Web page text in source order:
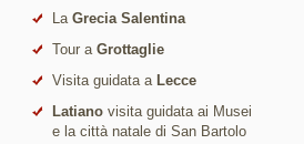
La Grecia Salentina
Tour a Grottaglie
Visita guidata a Lecce
Latiano visita guidata ai Musei
e la città natale di San Bartolo